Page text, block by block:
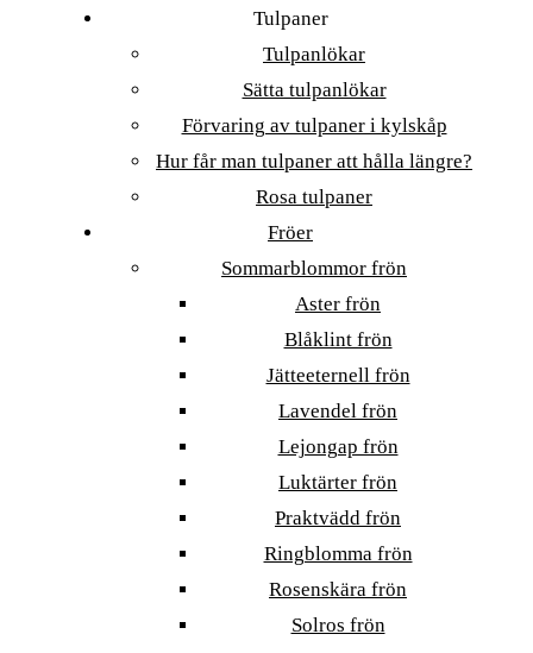
Tulpaner
Tulpanlökar
Sätta tulpanlökar
Förvaring av tulpaner i kylskåp
Hur får man tulpaner att hålla längre?
Rosa tulpaner
Fröer
Sommarblommor frön
Aster frön
Blåklint frön
Jätteeternell frön
Lavendel frön
Lejongap frön
Luktärter frön
Praktvädd frön
Ringblomma frön
Rosenskära frön
Solros frön